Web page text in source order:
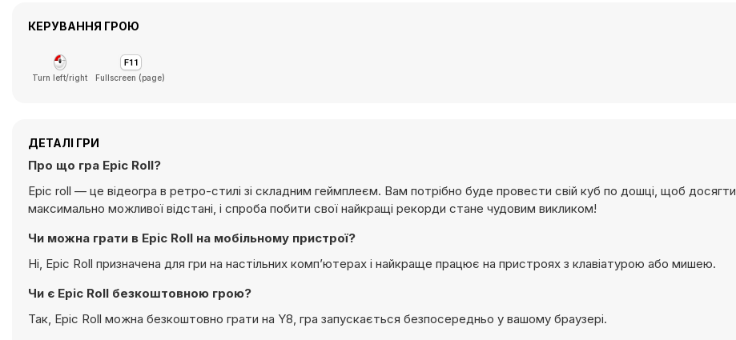
КЕРУВАННЯ ГРОЮ
Turn left/right Fullscreen (page)
ДЕТАЛІ ГРИ
Про що гра Epic Roll?
Epic roll — це відеогра в ретро-стилі зі складним геймплеєм. Вам потрібно буде провести свій куб по дошці, щоб досягти
максимально можливої відстані, і спроба побити свої найкращі рекорди стане чудовим викликом!
Чи можна грати в Epic Roll на мобільному пристрої?
Ні, Epic Roll призначена для гри на настільних комп’ютерах і найкраще працює на пристроях з клавіатурою або мишею.
Чи є Epic Roll безкоштовною грою?
Так, Epic Roll можна безкоштовно грати на Y8, гра запускається безпосередньо у вашому браузері.